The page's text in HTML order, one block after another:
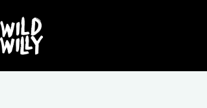
treści